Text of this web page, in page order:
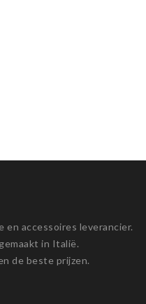
accessoires leverancier.
in Italië.
de beste prijzen.